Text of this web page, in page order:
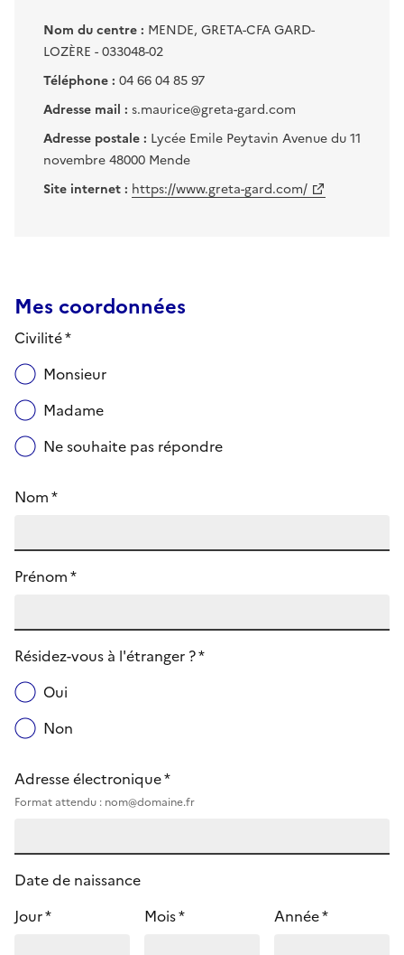
Nom du centre : MENDE, GRETA-CFA GARD-
LOZÈRE - 033048-02
Téléphone : 04 66 04 85 97
Adresse mail : s.maurice@greta-gard.com
Adresse postale : Lycée Emile Peytavin Avenue du 11
novembre 48000 Mende
Site internet : https://www.greta-gard.com/
Mes coordonnées
Civilité *
Monsieur
Madame
Ne souhaite pas répondre
Nom *
Prénom *
Résidez-vous à l'étranger ? *
Oui
Non
Adresse électronique *
Format attendu : nom@domaine.fr
Date de naissance
Jour *
Mois * Année *